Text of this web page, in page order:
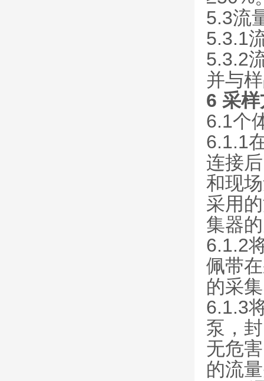
5.3流
5.3.1
5.3.2
并与
6 采
6.1个
6.1.1
连接
和现
采用
集器
6.1.2
佩带
的采
6.1.3
泵，
无危
的流